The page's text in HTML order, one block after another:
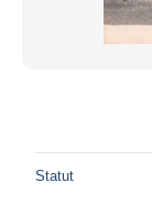
Statut